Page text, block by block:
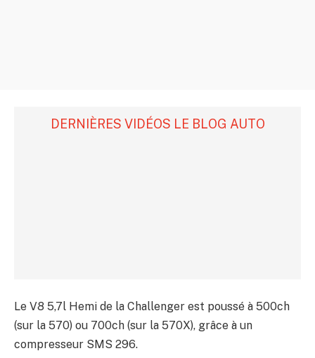
DERNIÈRES VIDÉOS LE BLOG AUTO
Le V8 5,7l Hemi de la Challenger est poussé à 500ch
(sur la 570) ou 700ch (sur la 570X), grâce à un
compresseur SMS 296.